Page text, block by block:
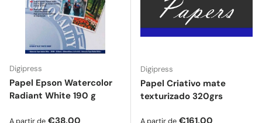
Digipress
Papel Epson Watercolor
Radiant White 190 g
Preço normal
A partir de €38,00
Digipress
Papel Criativo mate
texturizado 320grs
Preço normal
A partir de €161,00